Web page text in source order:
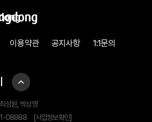
이용약관 공지사항 1:1문의
성원, 박상영
81-08888
[사업정보확인]